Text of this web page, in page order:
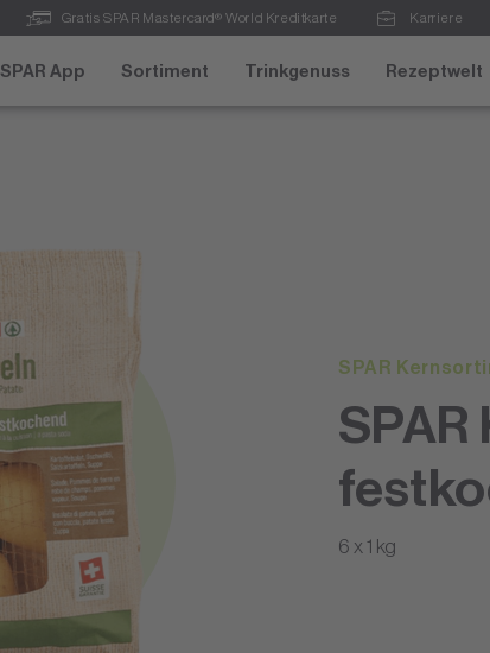
Gratis SPAR Mastercard® World Kreditkarte Karriere
SPAR App Sortiment Trinkgenuss Rezeptwelt
SPAR
6 x 1 kg